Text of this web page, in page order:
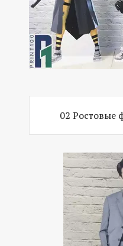
02 Ростовые